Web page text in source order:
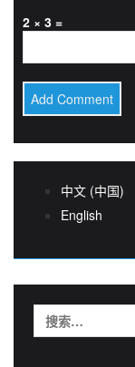
2 × 3 =
中文 (中国)
English
索：